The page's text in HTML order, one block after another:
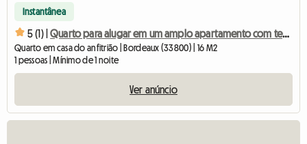
Instantânea
5 (1) | Quarto para alugar em um amplo apartamento com terraço e spa.
Quarto em casa do anfitrião | Bordeaux (33800) | 16 M2
1 pessoas | Mínimo de 1 noite
Ver anúncio